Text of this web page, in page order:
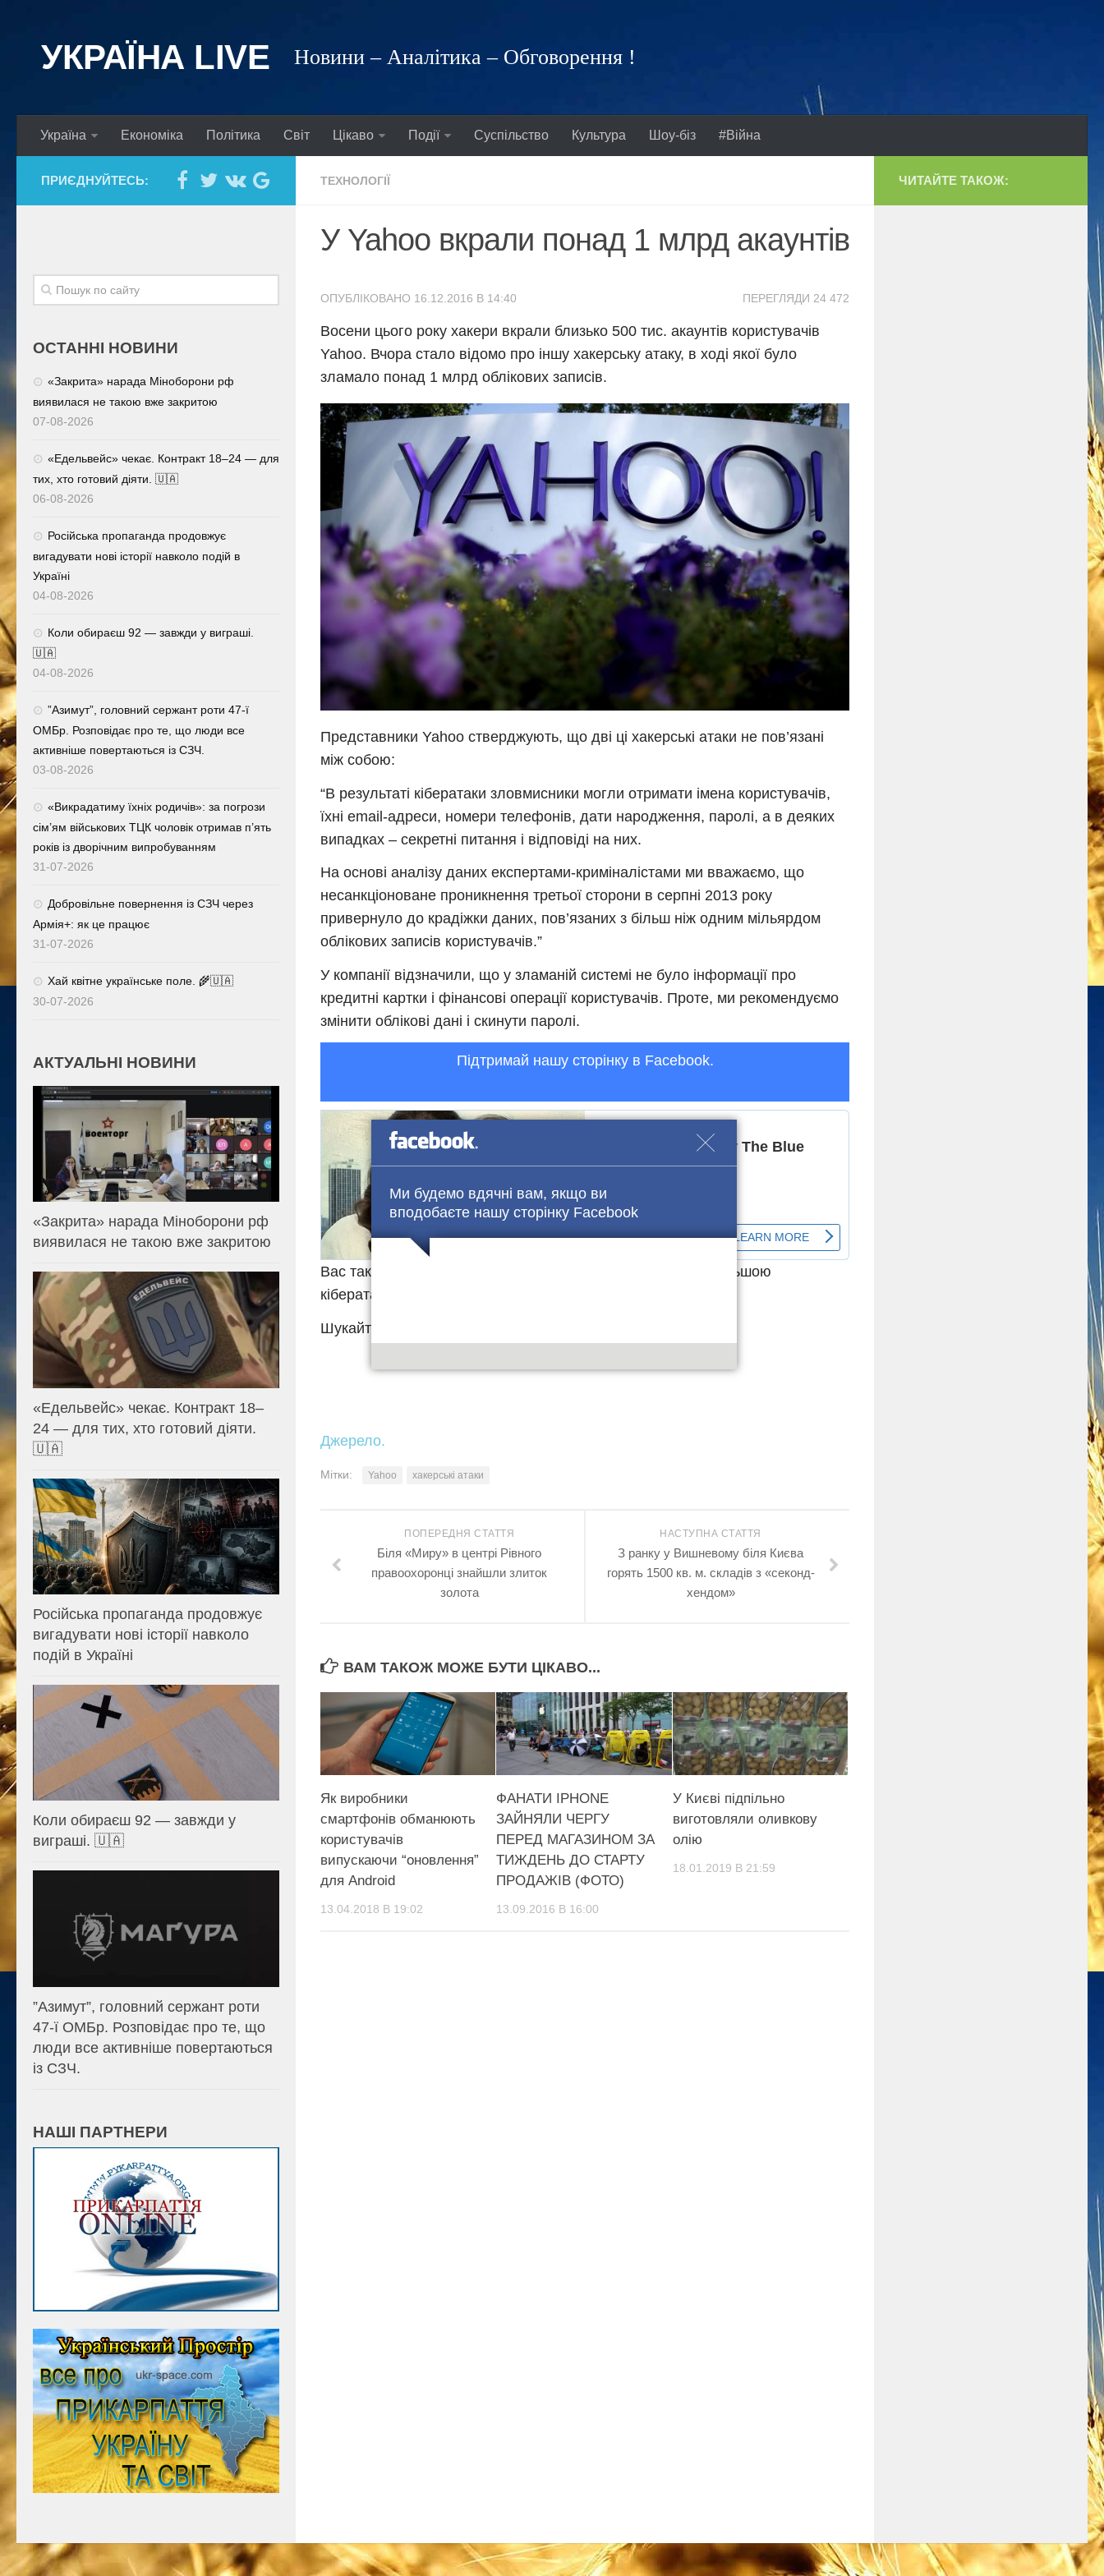
Ми будемо вдячні вам, якщо ви
вподобаєте нашу сторінку Facebook
УКРАЇНА LIVE Новини – Аналітика – Обговорення !
Україна Економіка Політика Світ Цікаво Події Суспільство Культура Шоу-біз #Війна
ТЕХНОЛОГІЇ
У Yahoo вкрали понад 1 млрд акаунтів
ПЕРЕГЛЯДИ 24 472
ОПУБЛІКОВАНО 16.12.2016 В 14:40
Восени цього року хакери вкрали близько 500 тис. акаунтів користувачів
Yahoo. Вчора стало відомо про іншу хакерську атаку, в ході якої було
зламало понад 1 млрд облікових записів.
Представники Yahoo стверджують, що дві ці хакерські атаки не пов’язані
між собою:
“В результаті кібератаки зловмисники могли отримати імена користувачів,
їхні email-адреси, номери телефонів, дати народження, паролі, а в деяких
випадках – секретні питання і відповіді на них.
На основі аналізу даних експертами-криміналістами ми вважаємо, що
несанкціоноване проникнення третьої сторони в серпні 2013 року
привернуло до крадіжки даних, пов’язаних з більш ніж одним мільярдом
облікових записів користувачів.”
У компанії відзначили, що у зламаній системі не було інформації про
кредитні картки і фінансові операції користувачів. Проте, ми рекомендуємо
змінити облікові дані і скинути паролі.
Підтримай нашу сторінку в Facebook.
Вас також може зацікавити інформація про те, що за найбільшою
кібератакою 2016 року стоїть скривджений геймер.
Шукайте деталі в групі
Джерело.
Мітки: Yahoo хакерські атаки
НАСТУПНА СТАТТЯ
З ранку у Вишневому біля Києва
горять 1500 кв. м. складів з «секонд-
хендом»
ПОПЕРЕДНЯ СТАТТЯ
Біля «Миру» в центрі Рівного
правоохоронці знайшли злиток
золота
ВАМ ТАКОЖ МОЖЕ БУТИ ЦІКАВО...
Як виробники
смартфонів обманюють
користувачів
випускаючи “оновлення”
для Android
13.04.2018 В 19:02
ФАНАТИ IPHONE
ЗАЙНЯЛИ ЧЕРГУ
ПЕРЕД МАГАЗИНОМ ЗА
ТИЖДЕНЬ ДО СТАРТУ
ПРОДАЖІВ (ФОТО)
13.09.2016 В 16:00
У Києві підпільно
виготовляли оливкову
олію
18.01.2019 В 21:59
ПРИЄДНУЙТЕСЬ:
ОСТАННІ НОВИНИ
«Закрита» нарада Міноборони рф
виявилася не такою вже закритою
07-08-2026
«Едельвейс» чекає. Контракт 18–24 — для
тих, хто готовий діяти. 🇺🇦
06-08-2026
Російська пропаганда продовжує
вигадувати нові історії навколо подій в
Україні
04-08-2026
Коли обираєш 92 — завжди у виграші.
🇺🇦
04-08-2026
⁨”Азимут”, головний сержант роти 47-ї
ОМБр. Розповідає про те, що люди все
активніше повертаються із СЗЧ.
03-08-2026
«Викрадатиму їхніх родичів»: за погрози
сім’ям військових ТЦК чоловік отримав п’ять
років із дворічним випробуванням
31-07-2026
Добровільне повернення із СЗЧ через
Армія+: як це працює
31-07-2026
Хай квітне українське поле. 🌾🇺🇦
30-07-2026
АКТУАЛЬНІ НОВИНИ
«Закрита» нарада Міноборони рф
виявилася не такою вже закритою
«Едельвейс» чекає. Контракт 18–
24 — для тих, хто готовий діяти.
🇺🇦
Російська пропаганда продовжує
вигадувати нові історії навколо
подій в Україні
Коли обираєш 92 — завжди у
виграші. 🇺🇦
⁨”Азимут”, головний сержант роти
47-ї ОМБр. Розповідає про те, що
люди все активніше повертаються
із СЗЧ.
НАШІ ПАРТНЕРИ
ЧИТАЙТЕ ТАКОЖ: